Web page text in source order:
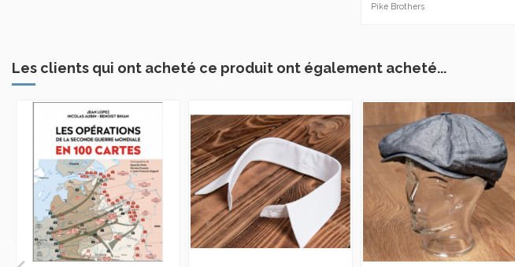
Pike Brothers
Les clients qui ont acheté ce produit ont également acheté...